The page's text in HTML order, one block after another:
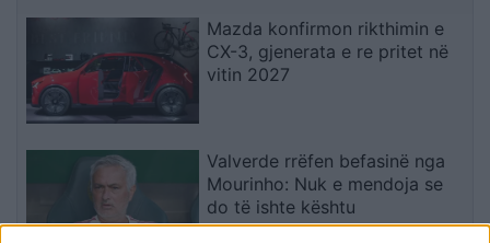
Mazda konfirmon rikthimin e
CX-3, gjenerata e re pritet në
vitin 2027
Valverde rrëfen befasinë nga
Mourinho: Nuk e mendoja se
do të ishte kështu